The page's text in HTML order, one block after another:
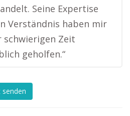
Seine Expertise
Verständnis haben mir
schwierigen Zeit
geholfen.“
senden